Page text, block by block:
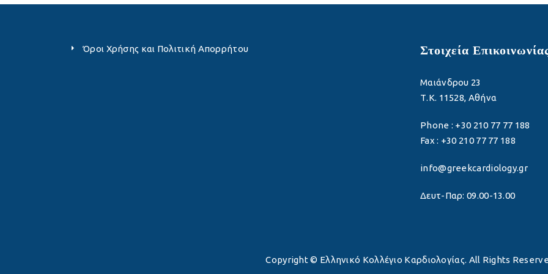
Όροι Χρήσης και Πολιτική Απορρήτου Στοιχεία
Μαιάνδρου 23
Τ.Κ. 11528, Αθήνα
Phone : +30 210 77 77 188
Fax : +30 210 77 77 188
info@greekcardiology.gr
Δευτ-Παρ: 09.00-13.00
Copyright © Ελληνικό Κολλέγιο Καρδιολογίας. All Rights